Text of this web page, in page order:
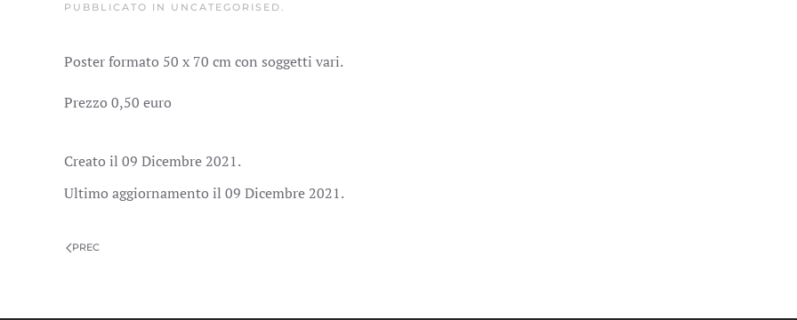
PUBBLICATO IN UNCATEGORISED.
Poster formato 50 x 70 cm con soggetti vari.
Prezzo 0,50 euro
Creato il 09 Dicembre 2021.
Ultimo aggiornamento il 09 Dicembre 2021.
PREC